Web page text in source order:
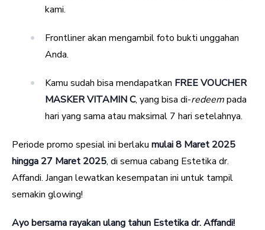
kami.
Frontliner akan mengambil foto bukti unggahan
Anda.
Kamu sudah bisa mendapatkan FREE VOUCHER
MASKER VITAMIN C, yang bisa di-redeempada
hari yang sama atau maksimal 7 hari setelahnya.
Periode promo spesial ini berlaku mulai 8 Maret 2025
hingga 27 Maret 2025, di semua cabang Estetika dr.
Affandi. Jangan lewatkan kesempatan ini untuk tampil
semakin glowing!
Ayo bersama rayakan ulang tahun Estetika dr. Affandi!